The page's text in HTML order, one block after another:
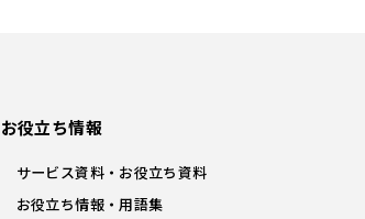
お役立ち情報
サービス資料・お役立ち資料
お役立ち情報・用語集